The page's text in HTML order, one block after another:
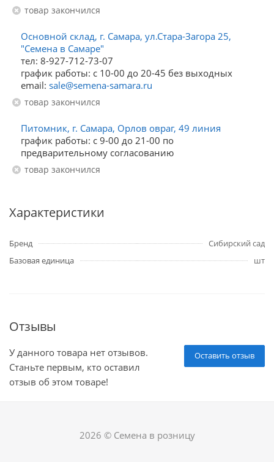
Товар закончился
Основной склад, г. Самара, ул.Стара-Загора 25,
"Семена в Самаре"
тел: 8-927-712-73-07
график работы: с 10-00 до 20-45 без выходных
email: sale@semena-samara.ru
Товар закончился
Питомник, г. Самара, Орлов овраг, 49 линия
график работы: с 9-00 до 21-00 по
предварительному согласованию
Товар закончился
Характеристики
Бренд
Сибирский сад
Базовая единица
шт
Отзывы
Оставить отзыв
У данного товара нет отзывов.
Станьте первым, кто оставил
отзыв об этом товаре!
2026 © Семена в розницу